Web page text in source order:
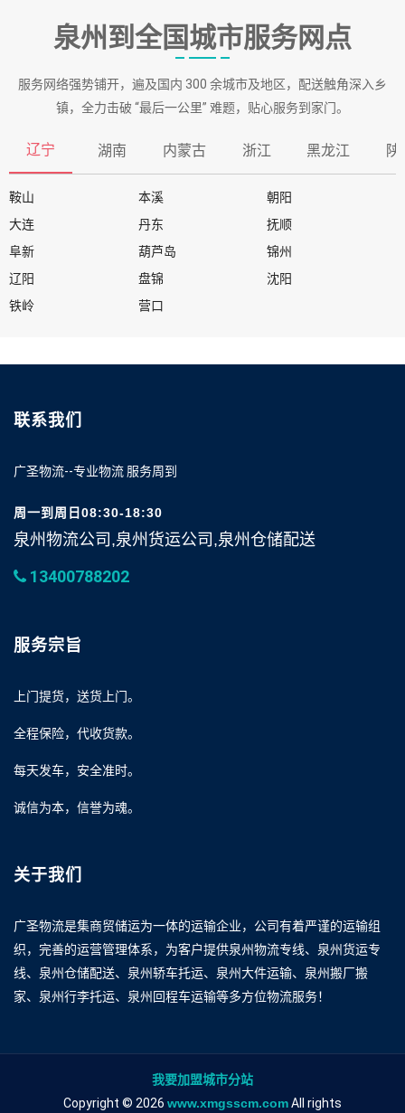
泉州到全国城市服务网点
服务网络强势铺开，遍及国内 300 余城市及地区，配送触角深入乡
镇，全力击破 “最后一公里” 难题，贴心服务到家门。
辽宁 湖南 内蒙古 浙江 黑龙江 陕
鞍山 本溪
朝阳
大连
丹东
抚顺
阜新
葫芦岛
锦州
辽阳
盘锦
沈阳
铁岭
营口
联系我们
广圣物流--专业物流 服务周到
周一到周日08:30-18:30
泉州物流公司,泉州货运公司,泉州仓储配送
13400788202
服务宗旨
上门提货，送货上门。
全程保险，代收货款。
每天发车，安全准时。
诚信为本，信誉为魂。
关于我们
广圣物流是集商贸储运为一体的运输企业，公司有着严谨的运输组
织，完善的运营管理体系，为客户提供泉州物流专线、泉州货运专
线、泉州仓储配送、泉州轿车托运、泉州大件运输、泉州搬厂搬
家、泉州行李托运、泉州回程车运输等多方位物流服务！
我要加盟城市分站
Copyright © 2026 www.xmgsscm.comAll rights